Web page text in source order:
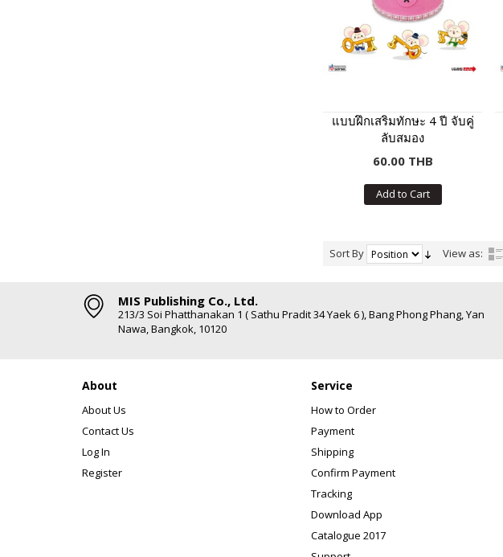
แบบฝึกเสริมทักษะ 4 ปี จับคู่
ลับสมอง
60.00 THB
Add to Cart
Sort By View as:
MIS Publishing Co., Ltd.
213/3 Soi Phatthanakan 1 ( Sathu Pradit 34 Yaek 6 ), Bang Phong Phang, Yan
Nawa, Bangkok, 10120
About
About Us
Contact Us
Log In
Register
Service
How to Order
Payment
Shipping
Confirm Payment
Tracking
Download App
Catalogue 2017